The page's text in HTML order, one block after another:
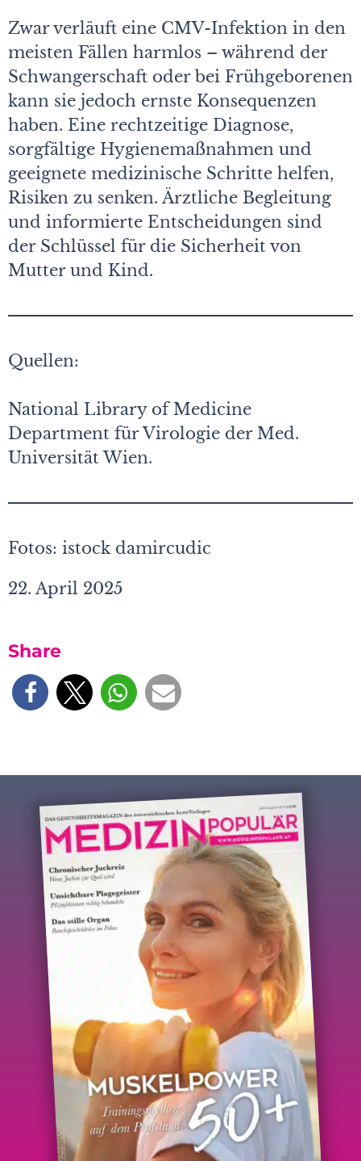
Zwar verläuft eine CMV-Infektion in den
meisten Fällen harmlos – während der
Schwangerschaft oder bei Frühgeborenen
kann sie jedoch ernste Konsequenzen
haben. Eine rechtzeitige Diagnose,
sorgfältige Hygienemaßnahmen und
geeignete medizinische Schritte helfen,
Risiken zu senken. Ärztliche Begleitung
und informierte Entscheidungen sind
der Schlüssel für die Sicherheit von
Mutter und Kind.
Quellen:
National Library of Medicine
Department für Virologie der Med.
Universität Wien.
Fotos: istock damircudic
22. April 2025
Share